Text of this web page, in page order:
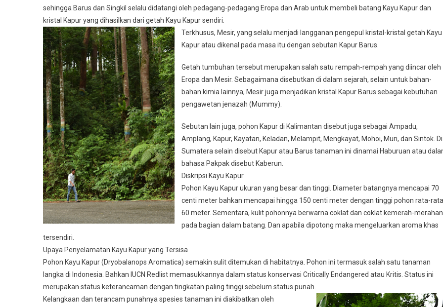
sehingga Barus dan Singkil selalu didatangi oleh pedagang-pedagang Eropa dan Arab untuk membeli batang Kayu Kapur dan
kristal Kapur yang dihasilkan dari getah Kayu Kapur sendiri.
Terkhusus, Mesir, yang selalu menjadi langganan pengepul kristal-kristal getah Kayu
Kapur atau dikenal pada masa itu dengan sebutan Kapur Barus.
Getah tumbuhan tersebut merupakan salah satu rempah-rempah yang diincar oleh
Eropa dan Mesir. Sebagaimana disebutkan di dalam sejarah, selain untuk bahan-
bahan kimia lainnya, Mesir juga menjadikan kristal Kapur Barus sebagai kebutuhan
pengawetan jenazah (Mummy).
Sebutan lain juga, pohon Kapur di Kalimantan disebut juga sebagai Ampadu,
Amplang, Kapur, Kayatan, Keladan, Melampit, Mengkayat, Mohoi, Muri, dan Sintok. Di
Sumatera selain disebut Kapur atau Barus tanaman ini dinamai Haburuan atau
bahasa Pakpak disebut Kaberun.
Diskripsi Kayu Kapur
Pohon Kayu Kapur ukuran yang besar dan tinggi. Diameter batangnya mencapai 70
centi meter bahkan mencapai hingga 150 centi meter dengan tinggi pohon rata-rata
60 meter. Sementara, kulit pohonnya berwarna coklat dan coklat kemerah-merahan
pada bagian dalam batang. Dan apabila dipotong maka mengeluarkan aroma khas
tersendiri.
Upaya Penyelamatan Kayu Kapur yang Tersisa
Pohon Kayu Kapur (Dryobalanops Aromatica) semakin sulit ditemukan di habitatnya. Pohon ini termasuk salah satu tanaman
langka di Indonesia. Bahkan IUCN Redlist memasukkannya dalam status konservasi Critically Endangered atau Kritis. Status ini
merupakan status keterancaman dengan tingkatan paling tinggi sebelum status punah.
Kelangkaan dan terancam punahnya spesies tanaman ini diakibatkan oleh